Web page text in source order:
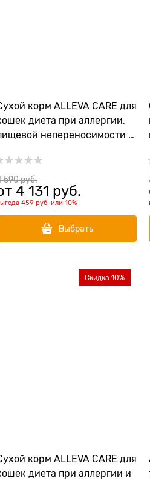
корм ALLEVA CARE для
диета при аллергии,
непереносимости и
590 руб.
4 131 руб.
459 руб. или 10%
Выбрать
корм ALLEVA CARE для
диета при аллергии и
Скидка 10%